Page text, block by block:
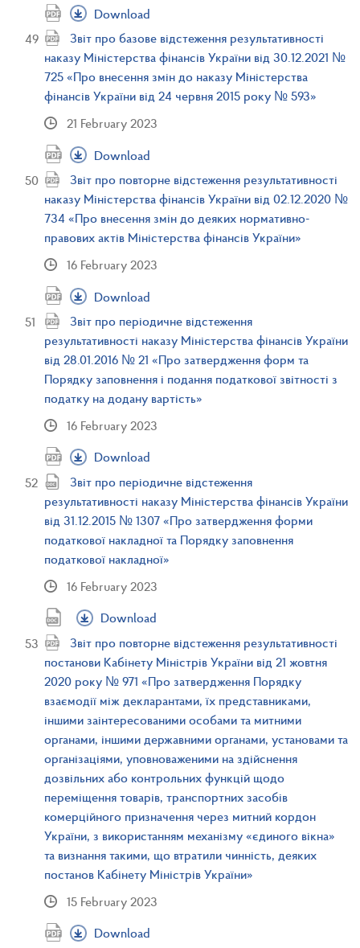
Download
Звіт про базове відстеження результативності
наказу Міністерства фінансів України від 30.12.2021 №
725 «Про внесення змін до наказу Міністерства
фінансів України від 24 червня 2015 року № 593»
21 February 2023
Download
Звіт про повторне відстеження результативності
наказу Міністерства фінансів України від 02.12.2020 №
734 «Про внесення змін до деяких нормативно-
правових актів Міністерства фінансів України»
16 February 2023
Download
Звіт про періодичне відстеження
результативності наказу Міністерства фінансів України
від 28.01.2016 № 21 «Про затвердження форм та
Порядку заповнення і подання податкової звітності з
податку на додану вартість»
16 February 2023
Download
Звіт про періодичне відстеження
результативності наказу Міністерства фінансів України
від 31.12.2015 № 1307 «Про затвердження форми
податкової накладної та Порядку заповнення
податкової накладної»
16 February 2023
Download
Звіт про повторне відстеження результативності
постанови Кабінету Міністрів України від 21 жовтня
2020 року № 971 «Про затвердження Порядку
взаємодії між декларантами, їх представниками,
іншими заінтересованими особами та митними
органами, іншими державними органами, установами та
організаціями, уповноваженими на здійснення
дозвільних або контрольних функцій щодо
переміщення товарів, транспортних засобів
комерційного призначення через митний кордон
України, з використанням механізму «єдиного вікна»
та визнання такими, що втратили чинність, деяких
постанов Кабінету Міністрів України»
15 February 2023
Download